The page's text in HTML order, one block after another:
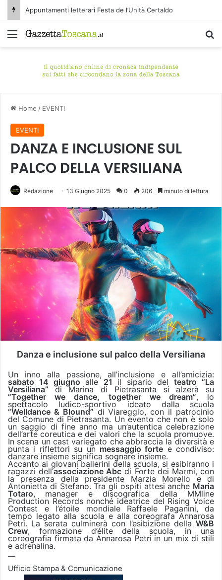
Appuntamenti letterari Festa de l’Unità Certaldo
Menu
Home / EVENTI
EVENTI
DANZA E INCLUSIONE SUL
PALCO DELLA VERSILIANA
Redazione 13 Giugno 2025 0 206 minuto di lettura
Danza e inclusione sul palco della Versiliana
Un inno alla passione, all’inclusione e all’amicizia:
sabato 14 giugno alle 21 il sipario delteatro “La
Versiliana”di Marina di Pietrasanta si alzerà su
“Together we dance, together we dream”, lo
spettacolo ludico-sportivo ideato dalla scuola
“Welldance & Blound” di Viareggio, con il patrocinio
del Comune di Pietrasanta. Un evento che non è solo
un saggio di fine anno ma un’autentica celebrazione
dell’arte coreutica e dei valori che la scuola promuove.
In scena un cast variegato che abbraccia la diversità e
punta i riflettori su un messaggio forte e condiviso:
danzare insieme significa sognare insieme.
Accanto ai giovani ballerini della scuola, si esibiranno i
ragazzi dell’associazione Abc di Forte dei Marmi, con
la presenza della presidente Marzia Morello e di
Antonietta di Stefano. Tra gli ospiti attesi anche Maria
Totaro, manager e discografica della MMline
Production Records nonché ideatrice del Rising Voice
Contest e l’étoile mondiale Raffaele Paganini, da
tempo legato alla scuola e alla coreografa Annarosa
Petri. La serata culminerà con l’esibizione della W&B
Crew, formazione d’élite della scuola, in una
coreografia firmata da Annarosa Petri in un mix di stili
e adrenalina.
—
Ufficio Stampa & Comunicazione